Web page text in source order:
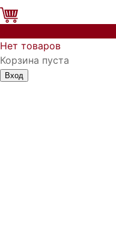
Нет товаров
Корзина пуста
Вход